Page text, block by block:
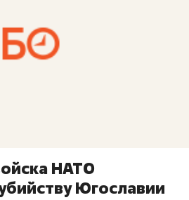
НАТО
Югославии